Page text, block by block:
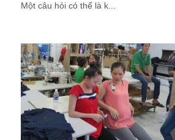
Một câu hỏi có thể là k...